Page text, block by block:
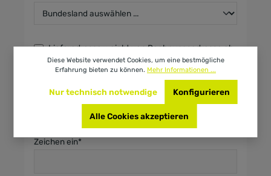
Lieferadresse weicht von Rechnungsadresse ab.
Um weiterzugehen, geben Sie die oben abgebildeten
Zeichen ein*
Diese Website verwendet Cookies, um eine bestmögliche
Erfahrung bieten zu können. Mehr Informationen ...
Nur technisch notwendige Konfigurieren
Alle Cookies akzeptieren